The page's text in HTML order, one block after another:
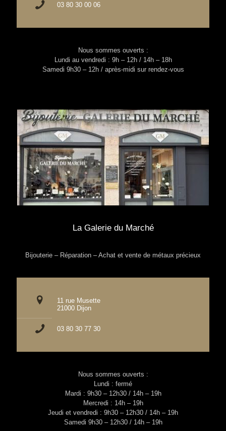
03 80 30 00 06
Nous sommes ouverts :
Lundi au vendredi : 9h – 12h / 14h – 18h
Samedi 9h30 – 12h / après-midi sur rendez-vous
La Galerie du Marché
Bijouterie – Réparation – Achat et vente de métaux précieux
11 rue Musette
21000 Dijon
03 80 30 77 30
Nous sommes ouverts :
Lundi : fermé
Mardi : 9h30 – 12h30 / 14h – 19h
Mercredi : 14h – 19h
Jeudi et vendredi : 9h30 – 12h30 / 14h – 19h
Samedi 9h30 – 12h30 / 14h – 19h